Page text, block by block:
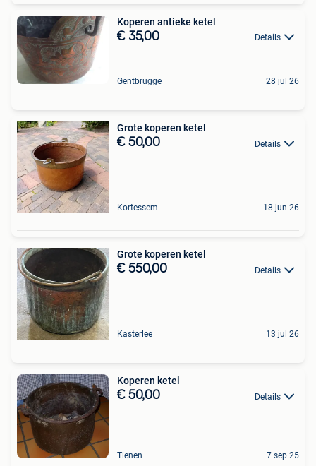
Koperen antieke ketel
€ 35,00 Details
Gentbrugge 28 jul 26
Grote koperen ketel
€ 50,00 Details
Kortessem 18 jun 26
Grote koperen ketel
€ 550,00 Details
Kasterlee 13 jul 26
Koperen ketel
€ 50,00 Details
Tienen 7 sep 25